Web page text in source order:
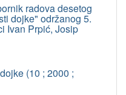
radova desetog
dojke" održanog 5.
Ivan Prpić, Josip
(10 ; 2000 ;